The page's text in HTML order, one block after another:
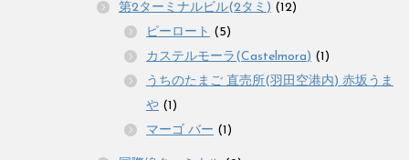
第2ターミナルビル(2タミ) (12)
ピーロート (5)
カステルモーラ(Castelmora) (1)
うちのたまご 直売所(羽田空港内) 赤坂うま
や (1)
マーゴ バー (1)